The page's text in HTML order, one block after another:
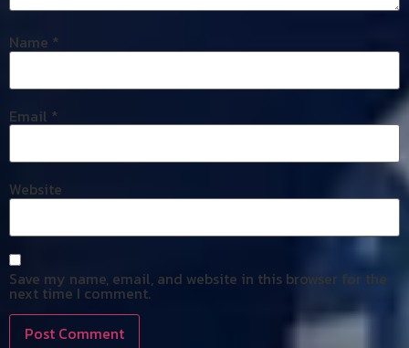
Name *
Email *
Website
Save my name, email, and website in this browser for the
next time I comment.